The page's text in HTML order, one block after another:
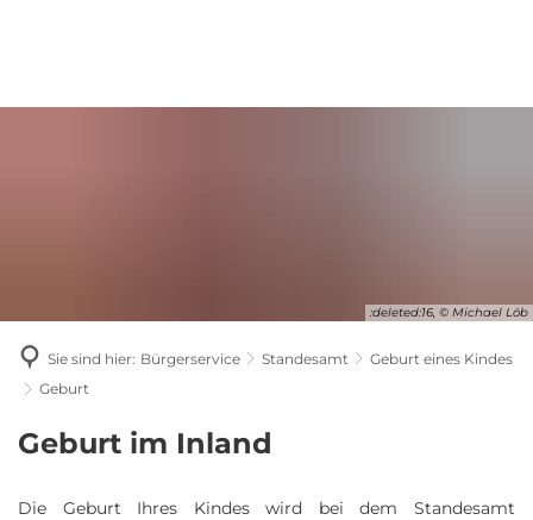
:deleted:16, © Michael Löb
Sie sind hier: Bürgerservice Standesamt
Geburt eines Kindes
Geburt
Geburt
Geburt im Inland
Die Geburt Ihres Kindes wird bei dem Standesamt